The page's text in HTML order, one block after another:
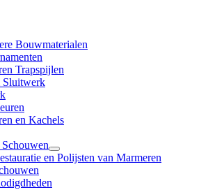
Bouwmaterialen
Trapspijlen
en Kachels
en Polijsten van Marmeren